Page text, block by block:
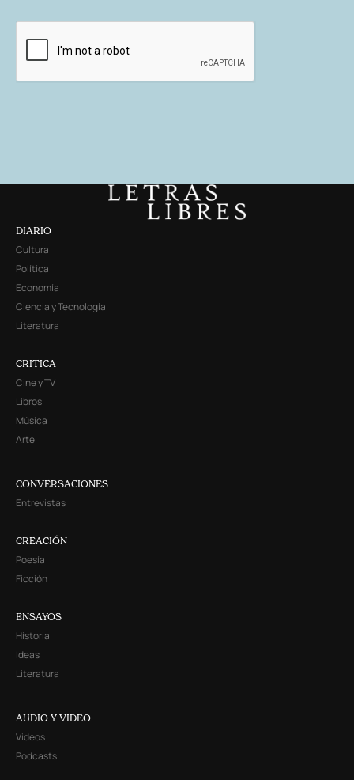
DIARIO
Cultura
Política
Economía
Ciencia y Tecnología
Literatura
CRITICA
Cine y TV
Libros
Música
Arte
CONVERSACIONES
Entrevistas
CREACIÓN
Poesía
Ficción
ENSAYOS
Historia
Ideas
Literatura
AUDIO Y VIDEO
Videos
Podcasts